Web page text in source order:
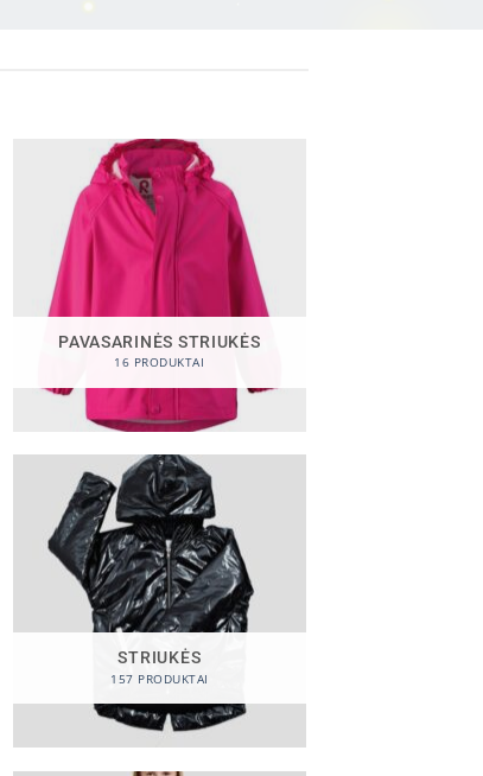
PAVASARINĖS STRIUKĖS
16 PRODUKTAI
STRIUKĖS
157 PRODUKTAI